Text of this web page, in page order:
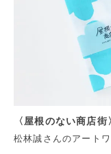
〈屋根のない商店街
松林誠さんのアート